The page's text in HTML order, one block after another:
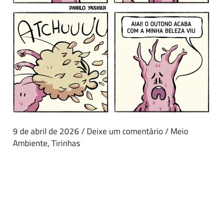
9 de abril de 2026/Deixe um comentário/Meio
Ambiente,Tirinhas